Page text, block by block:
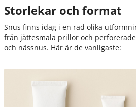
Storlekar och format
Snus finns idag i en rad olika
från jättesmala prillor och
och nässnus. Här är de vanligaste: